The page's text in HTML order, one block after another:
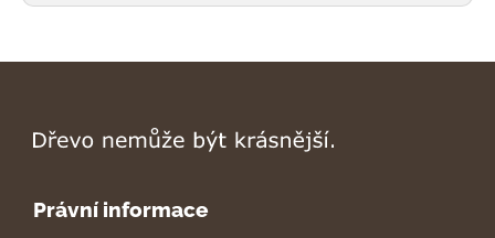
Právní informace